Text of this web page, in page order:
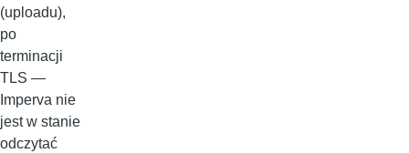
(uploadu),
po
terminacji
TLS —
Imperva nie
jest w stanie
odczytać